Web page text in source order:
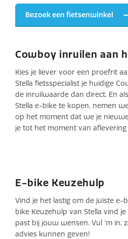
Bezoek een fietsenwinkel
Cowboy inruilen aan
Kies je liever voor een proefrit
Stella fietsspecialist je huidige
de inruilwaarde dan direct. En
Stella e-bike te kopen, nemen
op het moment dat we je
je tot het moment van
E-bike Keuzehulp
Vind je het lastig om de juiste e-
bike Keuzehulp van Stella vind
past bij jouw wensen. Vul 'm in,
advies kunnen geven!